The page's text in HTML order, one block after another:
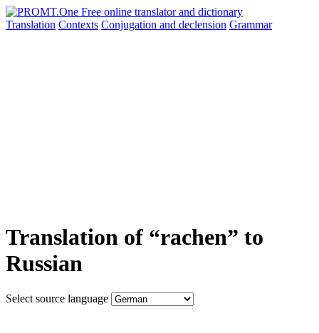
Translation Contexts Conjugation and declension Grammar
Translation of “rachen” to
Russian
Select source language